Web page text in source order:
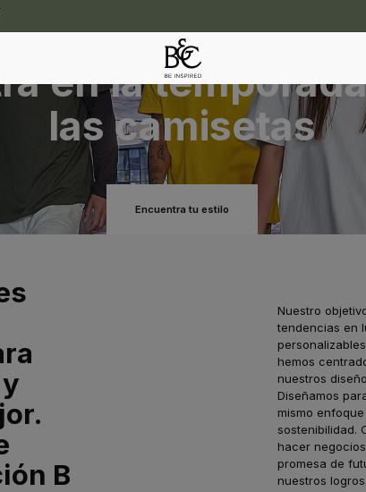
B&C T-shirts
en la
las camisetas
Encuentra tu estilo
B
Nuestro
tendencias en
hemos
nuestros
Diseñamos
mismo
sostenibilidad.
hacer
promesa de
nuestros